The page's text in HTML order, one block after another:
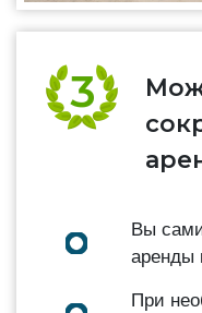
Вы
аренды
При